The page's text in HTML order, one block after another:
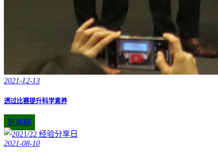
2021-12-13
透过比赛提升科学素养
新闻稿
2021-08-10